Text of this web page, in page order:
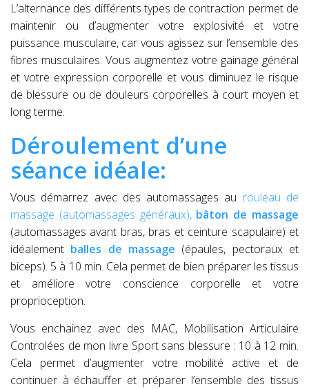
L’alternance des différents types de contraction permet de
maintenir ou d’augmenter votre explosivité et votre
puissance musculaire, car vous agissez sur l’ensemble des
fibres musculaires. Vous augmentez votre gainage général
et votre expression corporelle et vous diminuez le risque
de blessure ou de douleurs corporelles à court moyen et
long terme.
Déroulement d’une
séance idéale:
Vous démarrez avec des automassages au rouleau de
massage (automassages généraux), bâton de massage
(automassages avant bras, bras et ceinture scapulaire) et
idéalement balles de massage (épaules, pectoraux et
biceps). 5 à 10 min. Cela permet de bien préparer les tissus
et améliore votre conscience corporelle et votre
proprioception.
Vous enchainez avec des MAC, Mobilisation Articulaire
Controlées de mon livre Sport sans blessure : 10 à 12 min.
Cela permet d’augmenter votre mobilité active et de
continuer à échauffer et préparer l’ensemble des tissus